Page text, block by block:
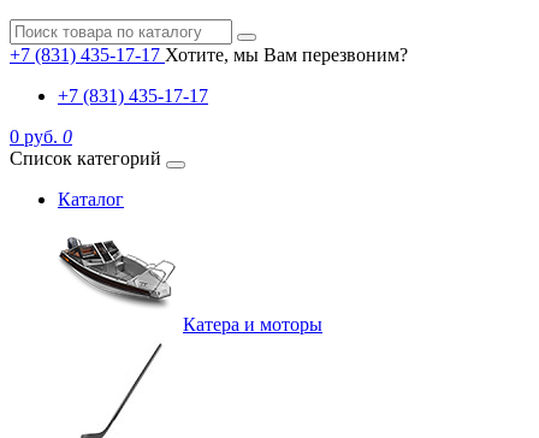
+7 (831) 435-17-17 Хотите, мы Вам перезвоним?
+7 (831) 435-17-17
0 руб. 0
Список категорий
Каталог
Катера и моторы